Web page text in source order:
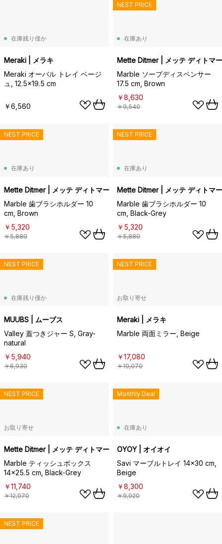
在庫残り僅か
Meraki | メラキ
Meraki オーバル トレイ ベージ
ュ, 12.5x19.5 cm
￥6,560
在庫あり
Mette Ditmer | メッテ ディトマー
Marble ソープディスペンサー
17.5 cm, Brown
￥8,630
￥9,540
NEST PRICE
在庫あり
Mette Ditmer | メッテ ディトマー
Marble 歯ブラシホルダー 10
cm, Brown
￥5,320
￥5,880
NEST PRICE
在庫あり
Mette Ditmer | メッテ ディトマー
Marble 歯ブラシホルダー 10
cm, Black-Grey
￥5,320
￥5,880
NEST PRICE
在庫残り僅か
MUUBS | ムーブス
Valley 蓋つきジャー S, Gray-
natural
￥5,940
￥6,930
NEST PRICE
お取り寄せ
Meraki | メラキ
Marble 両面ミラー, Beige
￥17,080
￥19,070
NEST PRICE
お取り寄せ
Mette Ditmer | メッテ ディトマー
Marble ティッシュボックス
14x25.5 cm, Black-Grey
￥11,740
￥12,970
NEST PRICE
在庫あり
OYOY | オイオイ
Savi マーブルトレイ 14x30 cm,
Beige
￥8,300
￥9,920
Monthly Deal
NEST PRICE